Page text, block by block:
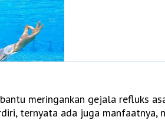
meringankan gejala refluks
ternyata ada juga